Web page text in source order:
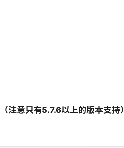
注意只有5.7.6以上的版本支持）